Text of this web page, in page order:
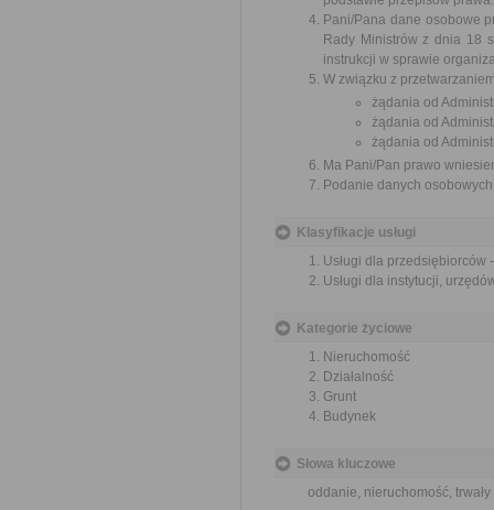
Pani/Pana dane osobowe
Rady Ministrów z dnia 18
instrukcji w sprawie
W związku z
żądania od
żądania od
żądania od
Ma Pani/Pan prawo
Podanie danych
Klasyfikacje usługi
Usługi dla przedsiębiorców
Usługi dla instytucji,
Kategorie życiowe
Nieruchomość
Działalność
Grunt
Budynek
Słowa kluczowe
oddanie, nieruchomość,